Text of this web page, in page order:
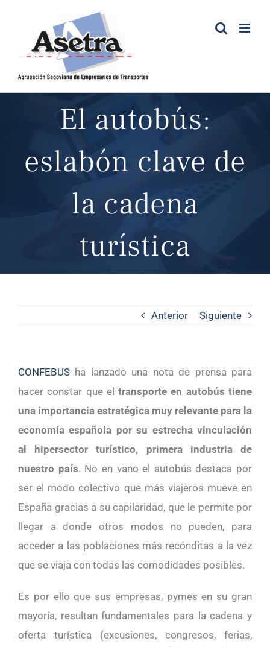
contenido
El autobús:
eslabón clave de
la cadena
turística
Anterior Siguiente
CONFEBUS ha lanzado una nota de prensa para
hacer constar que eltransporte en autobús tiene
una importancia estratégica muy relevante para la
economía española por su estrecha vinculación
al hipersector turístico, primera industria de
nuestro país. No en vano el autobús destaca por
ser el modo colectivo que más viajeros mueve en
España gracias a su capilaridad, que le permite por
llegar a donde otros modos no pueden, para
acceder a las poblaciones más recónditas a la vez
que se viaja con todas las comodidades posibles.
Es por ello que sus empresas, pymes en su gran
mayoría, resultan fundamentales para la cadena y
oferta turística (excusiones, congresos, ferias,